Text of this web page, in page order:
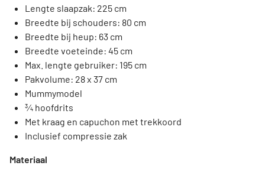
Lengte slaapzak: 225 cm
Breedte bij schouders: 80 cm
Breedte bij heup: 63 cm
Breedte voeteinde: 45 cm
Max. lengte gebruiker: 195 cm
Pakvolume: 28 x 37 cm
Mummymodel
¾ hoofdrits
Met kraag en capuchon met trekkoord
Inclusief compressie zak
Materiaal